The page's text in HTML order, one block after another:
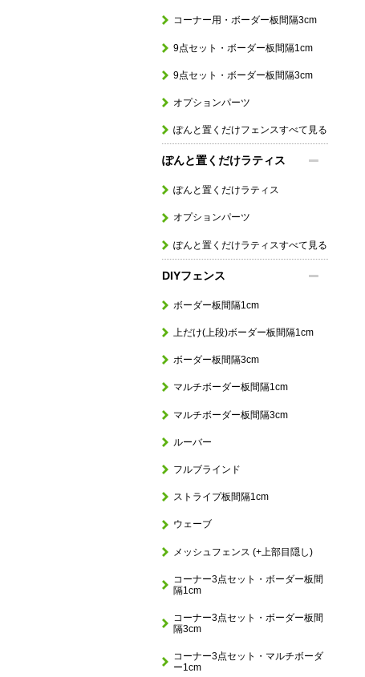
コーナー用・ボーダー板間隔3cm
9点セット・ボーダー板間隔1cm
9点セット・ボーダー板間隔3cm
オプションパーツ
ぽんと置くだけフェンスすべて見る
ぽんと置くだけラティス
ぽんと置くだけラティス
オプションパーツ
ぽんと置くだけラティスすべて見る
DIYフェンス
ボーダー板間隔1cm
上だけ(上段)ボーダー板間隔1cm
ボーダー板間隔3cm
マルチボーダー板間隔1cm
マルチボーダー板間隔3cm
ルーバー
フルブラインド
ストライプ板間隔1cm
ウェーブ
メッシュフェンス (+上部目隠し)
コーナー3点セット・ボーダー板間
隔1cm
コーナー3点セット・ボーダー板間
隔3cm
コーナー3点セット・マルチボーダ
ー1cm